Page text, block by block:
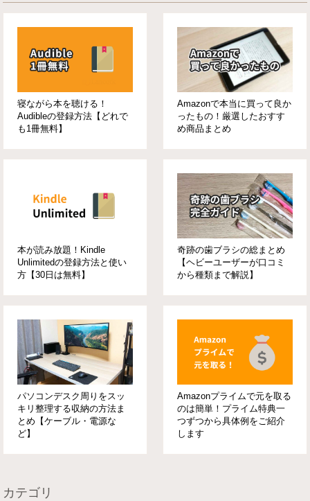
寝ながら本を聴ける！
Audibleの登録方法【どれで
も1冊無料】
Amazonで本当に買って良か
ったもの！厳選したおすす
め商品まとめ
本が読み放題！Kindle
Unlimitedの登録方法と使い
方【30日は無料】
奇跡の歯ブラシの総まとめ
【ヘビーユーザーが口コミ
から種類まで解説】
パソコンデスク周りをスッ
キリ整理する収納の方法ま
とめ【ケーブル・電源な
ど】
Amazonプライムで元を取る
のは簡単！プライム特典一
つずつから具体例をご紹介
します
カテゴリ